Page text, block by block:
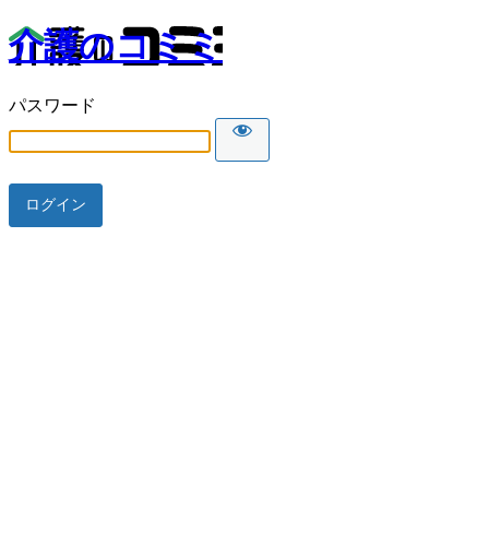
介護のコミミ
パスワード